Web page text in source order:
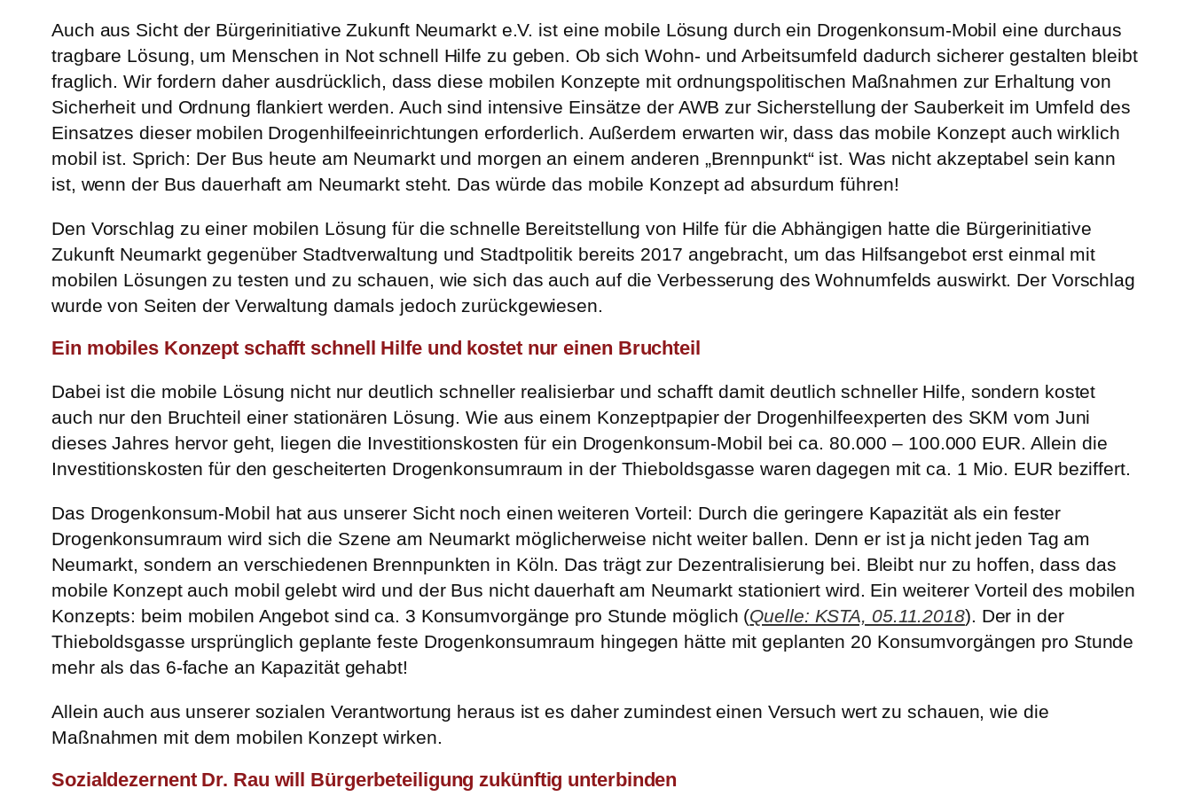
Auch aus Sicht der Bürgerinitiative Zukunft Neumarkt e.V. ist eine mobile Lösung durch ein Drogenkonsum-Mobil eine durchaus
tragbare Lösung, um Menschen in Not schnell Hilfe zu geben. Ob sich Wohn- und Arbeitsumfeld dadurch sicherer gestalten bleibt
fraglich. Wir fordern daher ausdrücklich, dass diese mobilen Konzepte mit ordnungspolitischen Maßnahmen zur Erhaltung von
Sicherheit und Ordnung flankiert werden. Auch sind intensive Einsätze der AWB zur Sicherstellung der Sauberkeit im Umfeld des
Einsatzes dieser mobilen Drogenhilfeeinrichtungen erforderlich. Außerdem erwarten wir, dass das mobile Konzept auch wirklich
mobil ist. Sprich: Der Bus heute am Neumarkt und morgen an einem anderen „Brennpunkt“ ist. Was nicht akzeptabel sein kann
ist, wenn der Bus dauerhaft am Neumarkt steht. Das würde das mobile Konzept ad absurdum führen!
Den Vorschlag zu einer mobilen Lösung für die schnelle Bereitstellung von Hilfe für die Abhängigen hatte die Bürgerinitiative
Zukunft Neumarkt gegenüber Stadtverwaltung und Stadtpolitik bereits 2017 angebracht, um das Hilfsangebot erst einmal mit
mobilen Lösungen zu testen und zu schauen, wie sich das auch auf die Verbesserung des Wohnumfelds auswirkt. Der Vorschlag
wurde von Seiten der Verwaltung damals jedoch zurückgewiesen.
Ein mobiles Konzept schafft schnell Hilfe und kostet nur einen Bruchteil
Dabei ist die mobile Lösung nicht nur deutlich schneller realisierbar und schafft damit deutlich schneller Hilfe, sondern kostet
auch nur den Bruchteil einer stationären Lösung. Wie aus einem Konzeptpapier der Drogenhilfeexperten des SKM vom Juni
dieses Jahres hervor geht, liegen die Investitionskosten für ein Drogenkonsum-Mobil bei ca. 80.000 – 100.000 EUR. Allein die
Investitionskosten für den gescheiterten Drogenkonsumraum in der Thieboldsgasse waren dagegen mit ca. 1 Mio. EUR beziffert.
Das Drogenkonsum-Mobil hat aus unserer Sicht noch einen weiteren Vorteil: Durch die geringere Kapazität als ein fester
Drogenkonsumraum wird sich die Szene am Neumarkt möglicherweise nicht weiter ballen. Denn er ist ja nicht jeden Tag am
Neumarkt, sondern an verschiedenen Brennpunkten in Köln. Das trägt zur Dezentralisierung bei. Bleibt nur zu hoffen, dass das
mobile Konzept auch mobil gelebt wird und der Bus nicht dauerhaft am Neumarkt stationiert wird. Ein weiterer Vorteil des mobilen
Konzepts: beim mobilen Angebot sind ca. 3 Konsumvorgänge pro Stunde möglich (Quelle: KSTA, 05.11.2018). Der in der
Thieboldsgasse ursprünglich geplante feste Drogenkonsumraum hingegen hätte mit geplanten 20 Konsumvorgängen pro Stunde
mehr als das 6-fache an Kapazität gehabt!
Allein auch aus unserer sozialen Verantwortung heraus ist es daher zumindest einen Versuch wert zu schauen, wie die
Maßnahmen mit dem mobilen Konzept wirken.
Sozialdezernent Dr. Rau will Bürgerbeteiligung zukünftig unterbinden